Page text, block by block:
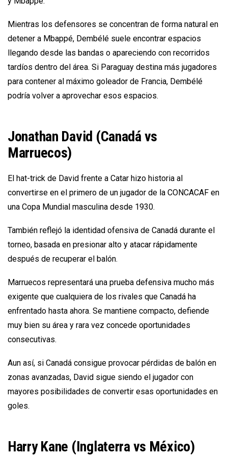
Mientras los defensores se concentran de forma natural en
detener a Mbappé, Dembélé suele encontrar espacios
llegando desde las bandas o apareciendo con recorridos
tardíos dentro del área. Si Paraguay destina más jugadores
para contener al máximo goleador de Francia, Dembélé
podría volver a aprovechar esos espacios.
Jonathan David (Canadá vs
Marruecos)
El hat-trick de David frente a Catar hizo historia al
convertirse en el primero de un jugador de la CONCACAF en
una Copa Mundial masculina desde 1930.
También reflejó la identidad ofensiva de Canadá durante el
torneo, basada en presionar alto y atacar rápidamente
después de recuperar el balón.
Marruecos representará una prueba defensiva mucho más
exigente que cualquiera de los rivales que Canadá ha
enfrentado hasta ahora. Se mantiene compacto, defiende
muy bien su área y rara vez concede oportunidades
consecutivas.
Aun así, si Canadá consigue provocar pérdidas de balón en
zonas avanzadas, David sigue siendo el jugador con
mayores posibilidades de convertir esas oportunidades en
goles.
Harry Kane (Inglaterra vs México)